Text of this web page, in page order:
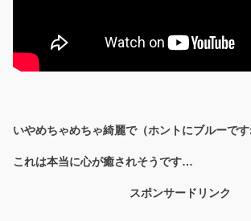
いやめちゃめちゃ綺麗で（ホントにブルーです
これは本当に心が癒されそうです…
スポンサードリンク